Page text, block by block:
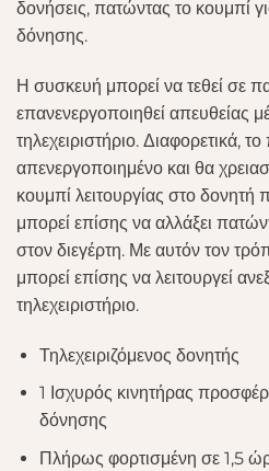
δονήσεις, πατώντας το κουμπί
δόνησης.
Η συσκευή μπορεί να τεθεί σε
επανενεργοποιηθεί απευθείας
τηλεχειριστήριο. Διαφορετικά, το
απενεργοποιημένο και θα
κουμπί λειτουργίας στο
μπορεί επίσης να αλλάξει
στον διεγέρτη. Με αυτόν τον
μπορεί επίσης να λειτουργεί
τηλεχειριστήριο.
Τηλεχειριζόμενος δονητής
1 Ισχυρός κινητήρας
δόνησης
Πλήρως φορτισμένη σε 1,5